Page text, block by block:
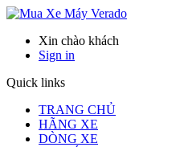
Verado
Xin chào khách
Sign in
Quick links
TRANG CHỦ
HÃNG XE
DÒNG XE